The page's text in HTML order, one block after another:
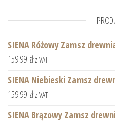
SIENA Różowy Zamsz
159.99 zł z VAT
SIENA Niebieski Zamsz
159.99 zł z VAT
SIENA Brązowy Zamsz